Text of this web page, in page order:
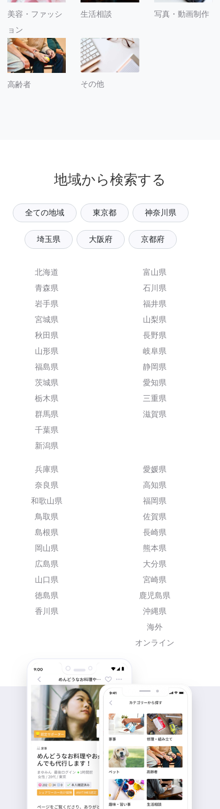
美容・ファッシ
ョン
生活相談 写真・動画制作
高齢者 その他
地域から検索する
全ての地域 東京都 神奈川県
埼玉県 大阪府 京都府
北海道
青森県
岩手県
宮城県
秋田県
山形県
福島県
茨城県
栃木県
群馬県
千葉県
新潟県
富山県
石川県
福井県
山梨県
長野県
岐阜県
静岡県
愛知県
三重県
滋賀県
兵庫県
奈良県
和歌山県
鳥取県
島根県
岡山県
広島県
山口県
徳島県
香川県
愛媛県
高知県
福岡県
佐賀県
長崎県
熊本県
大分県
宮崎県
鹿児島県
沖縄県
海外
オンライン